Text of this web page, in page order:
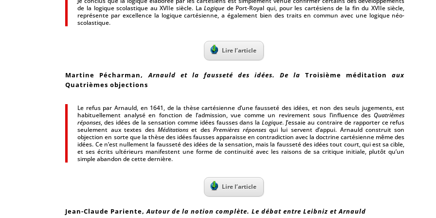
de la logique scolastique au XVIIe siècle. LaLogique de Port-Royal qui, pour les cartésiens de la fin du XVIIe siècle,
représente par excellence la logique cartésienne, a également bien des traits en commun avec une logique néo-
scolastique.
Lire l’article
Martine Pécharman,Arnauld et la fausseté des idées. De la Troisième méditation
aux
Quatrièmes objections
Le refus par Arnauld, en 1641, de la thèse cartésienne d’une fausseté des idées, et non des seuls jugements, est
habituellement analysé en fonction de l’admission, vue comme un revirement sous l’influence desQuatrièmes
réponses, des idées de la sensation comme idées fausses dans laLogique. J’essaie au contraire de rapporter ce refus
seulement aux textes desMéditations et desPremières réponsesqui lui servent d’appui. Arnauld construit son
objection en sorte que la thèse des idées fausses apparaisse en contradiction avec la doctrine cartésienne même des
idées. Ce n’est nullement la fausseté des idées de la sensation, mais la fausseté des idées tout court, qui est sa cible,
et ses écrits ultérieurs manifestent une forme de continuité avec les raisons de sa critique initiale, plutôt qu’un
simple abandon de cette dernière.
Lire l’article
Jean-Claude Pariente,Autour de la notion complète. Le débat entre Leibniz et Arnauld